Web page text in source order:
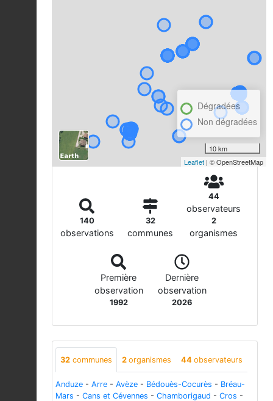
Dégradées
Non dégradées
10 km
Leaflet | © OpenStreetMap
140
observations
32
communes
44
observateurs
2
organismes
Première
observation
1992
Dernière
observation
2026
32 communes 2 organismes 44 observateurs
Anduze - Arre - Avèze - Bédouès-Cocurès - Bréau-
Mars - Cans et Cévennes - Chamborigaud - Cros -